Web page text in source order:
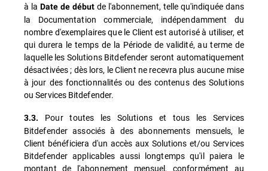
à la Date de début de l'abonnement, telle qu'indiquée dans
la Documentation commerciale, indépendamment du
nombre d'exemplaires que le Client est autorisé à utiliser, et
qui durera le temps de la Période de validité, au terme de
laquelle les Solutions Bitdefender seront automatiquement
désactivées ; dès lors, le Client ne recevra plus aucune mise
à jour des fonctionnalités ou des contenus des Solutions
ou Services Bitdefender.
3.3.
Pour toutes les Solutions et tous les Services
Bitdefender associés à des abonnements mensuels, le
Client bénéficiera d'un accès aux Solutions et/ou Services
Bitdefender applicables aussi longtemps qu'il paiera le
montant de l'abonnement mensuel, conformément au